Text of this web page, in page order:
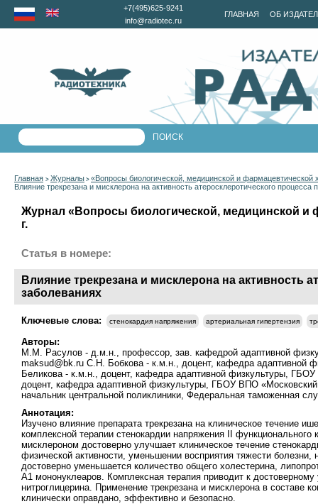
ГЛАВНАЯ ОБ
+7(495)625-9241
info@radiotec.ru
Главная > Журналы > «Вопросы биологической, медицинской и фармацевтической
Влияние трекрезана и мисклерона на активность атеросклеротического
Журнал «Вопросы биологической, медицинской и
г.
Статья в номере:
Влияние трекрезана и мисклерона на активность
заболеваниях
Ключевые слова: стенокардия напряжения артериальная гипертензия
Авторы:
М.М. Расулов - д.м.н., профессор, зав. кафедрой адаптивной
maksud@bk.ru С.Н. Бобкова - к.м.н., доцент, кафедра адаптивной
Беликова - к.м.н., доцент, кафедра адаптивной физкультуры,
доцент, кафедра адаптивной физкультуры, ГБОУ ВПО «Московский
начальник центральной поликлиники, Федеральная таможенная
Аннотация:
Изучено влияние препарата трекрезана на клиническое течение
комплексной терапии стенокардии напряжения II
мисклероном достоверно улучшает клиническое течение
физической активности, уменьшении восприятия тяжести
достоверно уменьшается количество общего холестерина,
А1 мононуклеаров. Комплексная терапия приводит к
нитроглицерина. Применение трекрезана и мисклерона в составе
клинически оправдано, эффективно и безопасно.